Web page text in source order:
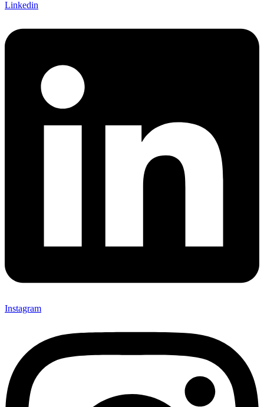
Linkedin
Instagram